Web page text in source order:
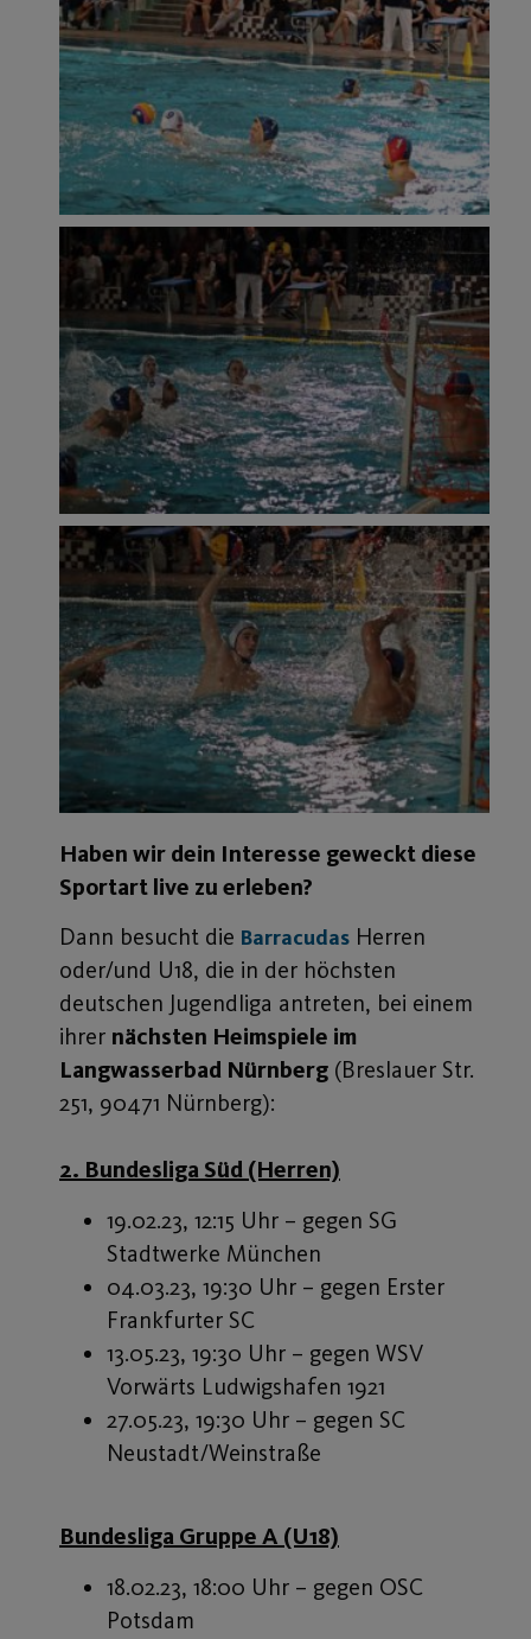
Haben wir dein Interesse geweckt diese
Sportart live zu erleben?
Dann besucht die Barracudas Herren
oder/und U18, die in der höchsten
deutschen Jugendliga antreten, bei einem
ihrer nächsten Heimspiele im
Langwasserbad Nürnberg (Breslauer Str.
251, 90471 Nürnberg):
2. Bundesliga Süd (Herren)
19.02.23, 12:15 Uhr – gegen SG
Stadtwerke München
04.03.23, 19:30 Uhr – gegen Erster
Frankfurter SC
13.05.23, 19:30 Uhr – gegen WSV
Vorwärts Ludwigshafen 1921
27.05.23, 19:30 Uhr – gegen SC
Neustadt/Weinstraße
Bundesliga Gruppe A (U18)
18.02.23, 18:00 Uhr – gegen OSC
Potsdam